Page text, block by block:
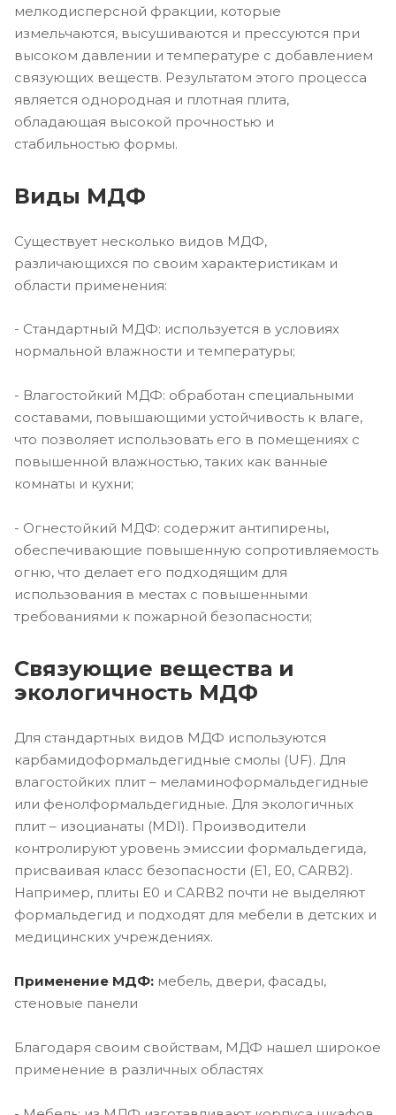
мелкодисперсной фракции, которые
измельчаются, высушиваются и прессуются при
высоком давлении и температуре с добавлением
связующих веществ. Результатом этого процесса
является однородная и плотная плита,
обладающая высокой прочностью и
стабильностью формы.
Виды МДФ
Существует несколько видов МДФ,
различающихся по своим характеристикам и
области применения:
- Стандартный МДФ: используется в условиях
нормальной влажности и температуры;
- Влагостойкий МДФ: обработан специальными
составами, повышающими устойчивость к влаге,
что позволяет использовать его в помещениях с
повышенной влажностью, таких как ванные
комнаты и кухни;
- Огнестойкий МДФ: содержит антипирены,
обеспечивающие повышенную сопротивляемость
огню, что делает его подходящим для
использования в местах с повышенными
требованиями к пожарной безопасности;
Связующие вещества и
экологичность МДФ
Для стандартных видов МДФ используются
карбамидоформальдегидные смолы (UF). Для
влагостойких плит – меламиноформальдегидные
или фенолформальдегидные. Для экологичных
плит – изоцианаты (MDI). Производители
контролируют уровень эмиссии формальдегида,
присваивая класс безопасности (E1, E0, CARB2).
Например, плиты E0 и CARB2 почти не выделяют
формальдегид и подходят для мебели в детских и
медицинских учреждениях.
Применение МДФ: мебель, двери, фасады,
стеновые панели
Благодаря своим свойствам, МДФ нашел широкое
применение в различных областях